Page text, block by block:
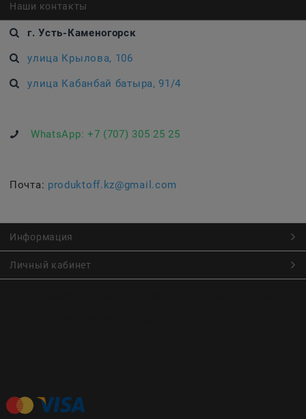
Наши контакты
г. Усть-Каменогорск
улица Крылова, 106
улица Кабанбай батыра, 91/4
WhatsApp: +7 (707) 305 25 25
Почта: produktoff.kz@gmail.com
Информация
Личный кабинет